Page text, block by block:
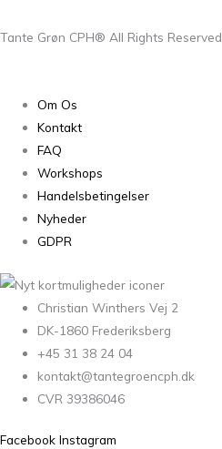
Tante Grøn CPH® All Rights Reserved
Om Os
Kontakt
FAQ
Workshops
Handelsbetingelser
Nyheder
GDPR
Christian Winthers Vej 2
DK-1860 Frederiksberg
+45 31 38 24 04
kontakt@tantegroencph.dk
CVR 39386046
Facebook Instagram